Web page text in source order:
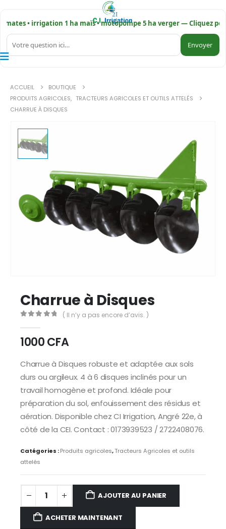
• irrigation 1 ha maïs • motopompe 5 ha verger — Cliquez pour
Envoyer
ACCUEIL
BOUTIQUE
PRODUITS AGRICOLES, TRACTEURS AGRICOLES ET OUTILS ATTELÉS
CHARRUE À DISQUES
Charrue à Disques
( Il n’y a pas encore d’avis. )
1000CFA
Charrue à Disques robuste et adaptée aux sols
durs ou argileux. 4 à 6 disques inclinés pour un
travail homogène et profond. Idéale pour
préparation du sol, enfouissement des résidus et
aération. Disponible chez CI Irrigation, Angré 22e, à
côté de la CEI. Contact : 0173939523 / 2722408076.
Catégories :Produits agricoles,Tracteurs Agricoles et outils
attelés
AJOUTER AU PANIER
ACHETER MAINTENANT